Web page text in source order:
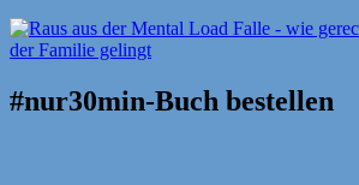
#nur30min-Buch bestellen